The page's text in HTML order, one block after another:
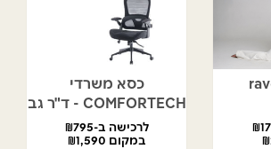
כסא משרדי
COMFORTECH - ד"ר גב
לרכישה ב-₪795
במקום ₪1,590